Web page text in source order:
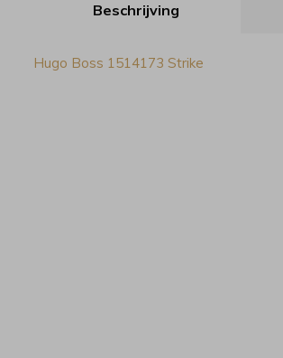
Beschrijving
Hugo Boss 1514173 Strike